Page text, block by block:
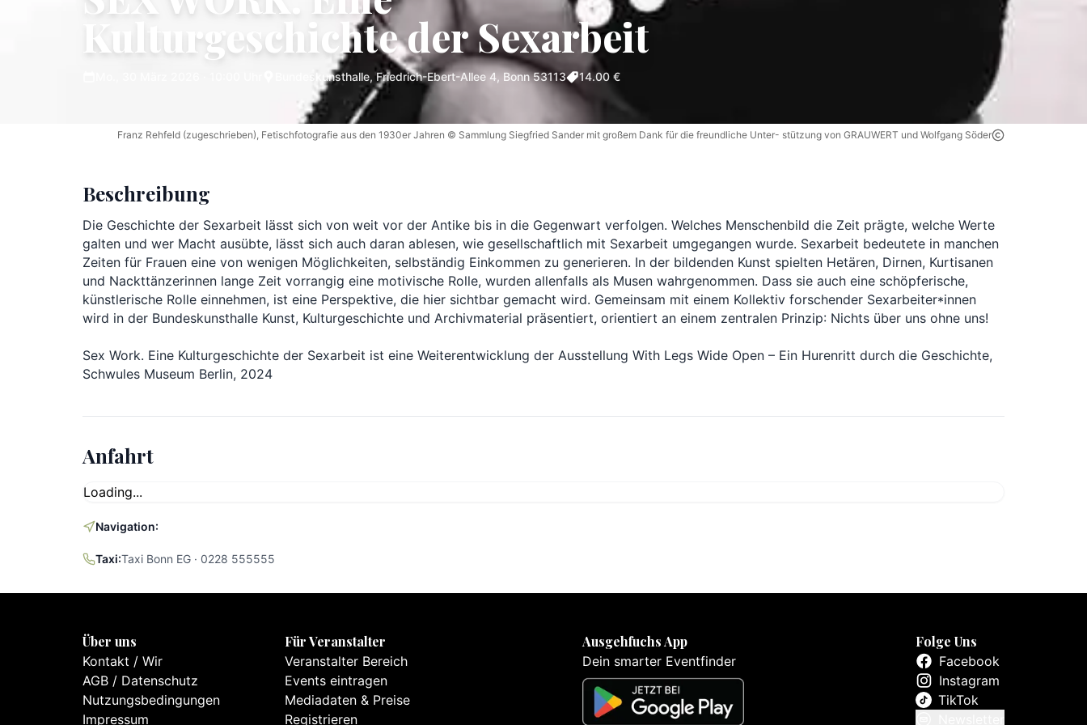
Kulturgeschichte der Sexarbeit
Bundeskunsthalle, Friedrich-Ebert-Allee 4, Bonn 53113 14.00 €
Franz Rehfeld (zugeschrieben), Fetischfotografie aus den 1930er Jahren © Sammlung Siegfried Sander mit großem Dank für die freundliche Unter- stützung von GRAUWERT und Wolfgang Söder
Beschreibung
Die Geschichte der Sexarbeit lässt sich von weit vor der Antike bis in die Gegenwart verfolgen. Welches Menschenbild die Zeit prägte, welche Werte
galten und wer Macht ausübte, lässt sich auch daran ablesen, wie gesellschaftlich mit Sexarbeit umgegangen wurde. Sexarbeit bedeutete in manchen
Zeiten für Frauen eine von wenigen Möglichkeiten, selbständig Einkommen zu generieren. In der bildenden Kunst spielten Hetären, Dirnen, Kurtisanen
und Nackttänzerinnen lange Zeit vorrangig eine motivische Rolle, wurden allenfalls als Musen wahrgenommen. Dass sie auch eine schöpferische,
künstlerische Rolle einnehmen, ist eine Perspektive, die hier sichtbar gemacht wird. Gemeinsam mit einem Kollektiv forschender Sexarbeiter*innen
wird in der Bundeskunsthalle Kunst, Kulturgeschichte und Archivmaterial präsentiert, orientiert an einem zentralen Prinzip: Nichts über uns ohne uns!
Sex Work. Eine Kulturgeschichte der Sexarbeit ist eine Weiterentwicklung der Ausstellung With Legs Wide Open – Ein Hurenritt durch die Geschichte,
Schwules Museum Berlin, 2024
Anfahrt
Loading...
Navigation:
Taxi:Taxi Bonn EG · 0228 555555
Über uns
Kontakt / Wir
AGB / Datenschutz
Nutzungsbedingungen
Impressum
Für Veranstalter
Veranstalter Bereich
Events eintragen
Mediadaten & Preise
Registrieren
Ausgehfuchs App
Dein smarter Eventfinder
Folge Uns
Facebook
Instagram
TikTok